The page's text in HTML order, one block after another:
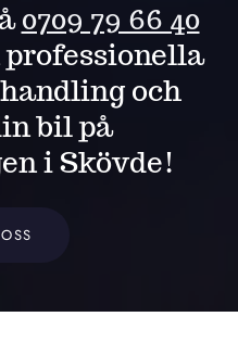
0709 79 66 40
och
bil på
i Skövde!